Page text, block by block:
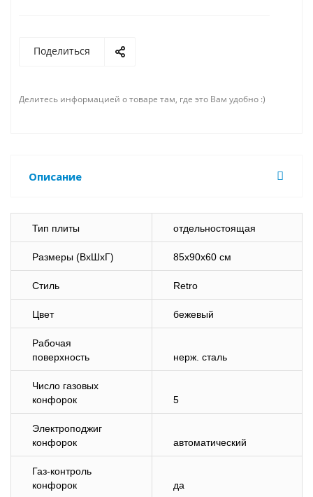
Поделиться
Делитесь информацией о товаре там, где это Вам удобно :)
Описание
Тип плиты отдельностоящая
Размеры (ВхШхГ) 85x90x60 см
Стиль Retro
Цвет бежевый
Рабочая
поверхность
нерж. сталь
Число газовых
конфорок
5
Электроподжиг
конфорок
автоматический
Газ-контроль
конфорок
да